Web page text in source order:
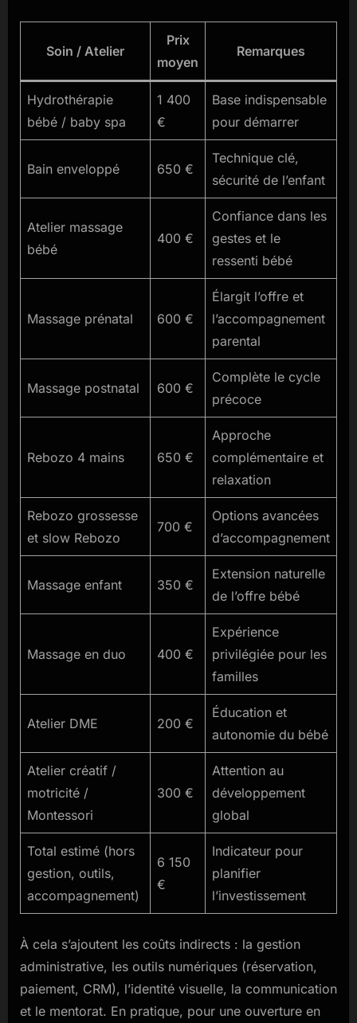
Soin / Atelier
Prix
moyen
Remarques
Hydrothérapie
bébé / baby spa
1 400
€
Base indispensable
pour démarrer
Bain enveloppé 650 €
Technique clé,
sécurité de l’enfant
Atelier massage
bébé
400 €
Confiance dans les
gestes et le
ressenti bébé
Massage prénatal 600 €
Élargit l’offre et
l’accompagnement
parental
Massage postnatal 600 €
Complète le cycle
précoce
Rebozo 4 mains 650 €
Approche
complémentaire et
relaxation
Rebozo grossesse
et slow Rebozo
700 €
Options avancées
d’accompagnement
Massage enfant 350 €
Extension naturelle
de l’offre bébé
Massage en duo 400 €
Expérience
privilégiée pour les
familles
Atelier DME 200 €
Éducation et
autonomie du bébé
Atelier créatif /
motricité /
Montessori
300 €
Attention au
développement
global
Total estimé (hors
gestion, outils,
accompagnement)
6 150
€
Indicateur pour
planifier
l’investissement
À cela s’ajoutent les coûts indirects : la gestion
administrative, les outils numériques (réservation,
paiement, CRM), l’identité visuelle, la communication
et le mentorat. En pratique, pour une ouverture en